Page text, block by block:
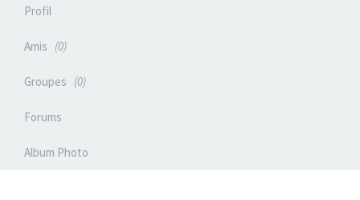
Profil
Amis 0
Groupes 0
Forums
Album Photo